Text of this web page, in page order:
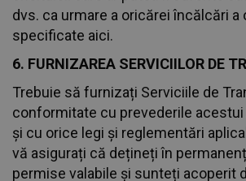
dvs. ca urmare a oricărei încălcări a
specificate aici.
6. FURNIZAREA SERVICIILOR DE
Trebuie să furnizați Serviciile de
conformitate cu prevederile acestui
și cu orice legi și reglementări
vă asigurați că dețineți în
permise valabile și sunteți acoperit